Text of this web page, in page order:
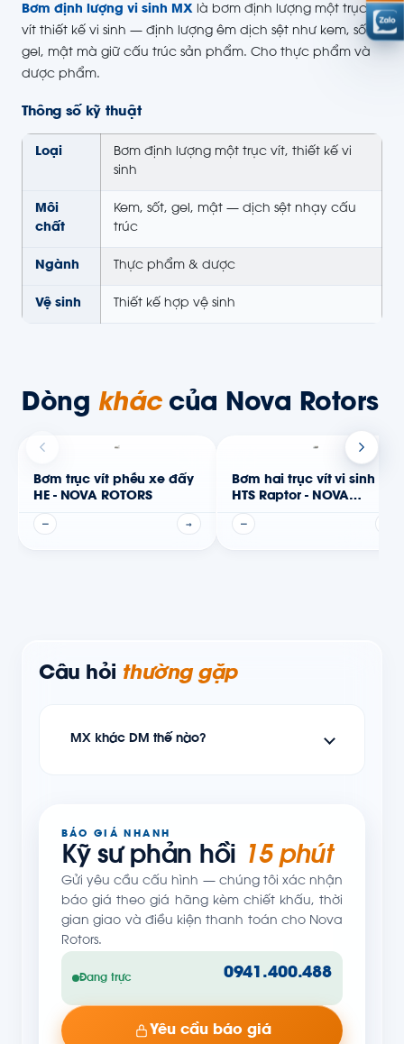
Bơm định lượng vi sinh MX là bơm định lượng một trục
vít thiết kế vi sinh — định lượng êm dịch sệt như kem, sốt,
gel, mật mà giữ cấu trúc sản phẩm. Cho thực phẩm và
dược phẩm.
Thông số kỹ thuật
Loại
Bơm định lượng một trục vít, thiết kế vi
sinh
Môi
chất
Kem, sốt, gel, mật — dịch sệt nhạy cấu
trúc
Ngành Thực phẩm & dược
Vệ sinh Thiết kế hợp vệ sinh
Dòng kháccủa Nova Rotors
Bơm trục vít phễu xe đẩy
HE - NOVA ROTORS
— →
Bơm hai trục vít vi sinh
HTS Raptor - NOVA
ROTORS
—
Câu hỏi thường gặp
MX khác DM thế nào?
BÁO GIÁ NHANH
Kỹ sư phản hồi 15 phút
Gửi yêu cầu cấu hình — chúng tôi xác nhận
báo giá theo giá hãng kèm chiết khấu, thời
gian giao và điều kiện thanh toán cho Nova
Rotors.
Đang trực 0941.400.488
Yêu cầu báo giá